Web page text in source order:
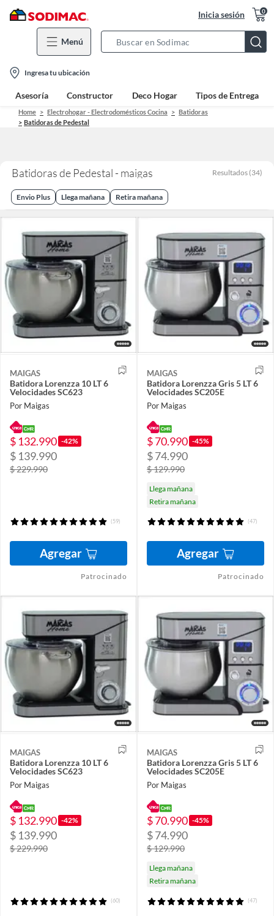
Inicia sesión 0
Menú
Bar
location-
icon
Ingresa tu ubicación
Asesoría Constructor Deco Hogar Tipos de Entrega
Home Electrohogar - Electrodomésticos Cocina
Batidoras
Batidoras de Pedestal
Batidoras de Pedestal - maigas Resultados (34)
Envio Plus Llega mañana Retira mañana
MAIGAS
Batidora Lorenzza 10 LT 6
Velocidades SC623
Por Maigas
$ 132.990 -42%
$ 139.990
$ 229.990
(59)
Agregar
Patrocinado
MAIGAS
Batidora Lorenzza Gris 5 LT 6
Velocidades SC205E
Por Maigas
$ 70.990 -45%
$ 74.990
$ 129.990
Llega mañana
Retira mañana
(47)
Agregar
Patrocinado
MAIGAS
Batidora Lorenzza 10 LT 6
Velocidades SC623
Por Maigas
$ 132.990 -42%
$ 139.990
$ 229.990
(60)
MAIGAS
Batidora Lorenzza Gris 5 LT 6
Velocidades SC205E
Por Maigas
$ 70.990 -45%
$ 74.990
$ 129.990
Llega mañana
Retira mañana
(47)